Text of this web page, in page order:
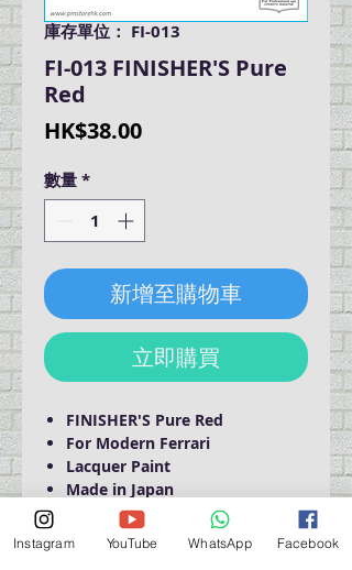
庫存單位： FI-013
FI-013 FINISHER'S Pure
Red
HK$38.00價
數量*
新增至購物車
立即購買
FINISHER'S Pure Red
For Modern Ferrari
Lacquer Paint
Made in Japan
Domestic Shipping Only
Instagram YouTube WhatsApp Facebook